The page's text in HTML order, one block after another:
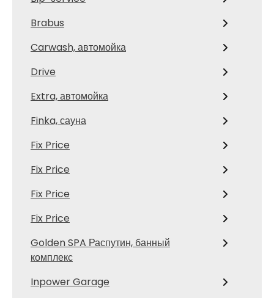
Brabus
Carwash, автомойка
Drive
Extra, автомойка
Finka, сауна
Fix Price
Fix Price
Fix Price
Fix Price
Golden SPA Распутин, банный
комплекс
Inpower Garage